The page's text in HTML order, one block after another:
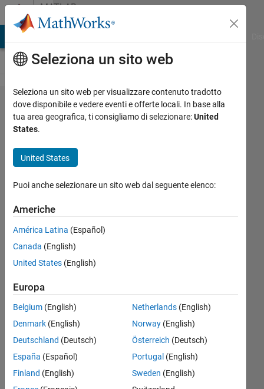
Vai al contenutoMATLAB
Answers
Automatic
signal
propagation
buses not
working as
intended
sst
23 Feb
2012
1
Risposta
Aggiornato
11 Apr
2018
Seleziona un sito web
Seleziona un sito web per visualizzare contenuto tradotto
dove disponibile e vedere eventi e offerte locali. In base alla
tua area geografica, ti consigliamo di selezionare:United
States.
United States
Puoi anche selezionare un sito web dal seguente elenco:
Americhe
América Latina (Español)
Canada (English)
United States (English)
Europa
Belgium (English)
Denmark (English)
Deutschland (Deutsch)
España (Español)
Finland (English)
Netherlands(English)
Norway(English)
Österreich (Deutsch)
Portugal (English)
Sweden (English)